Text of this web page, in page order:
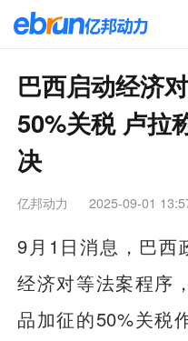
巴西启动经济
50%关税 卢拉
决
亿邦动力 2025-09-01
9月1日消息，巴西
经济对等法案程序
品加征的50%关税